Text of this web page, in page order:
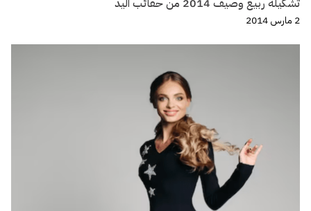
تشكيلة ربيع وصيف 2014 من حقائب اليد
2 مارس 2014